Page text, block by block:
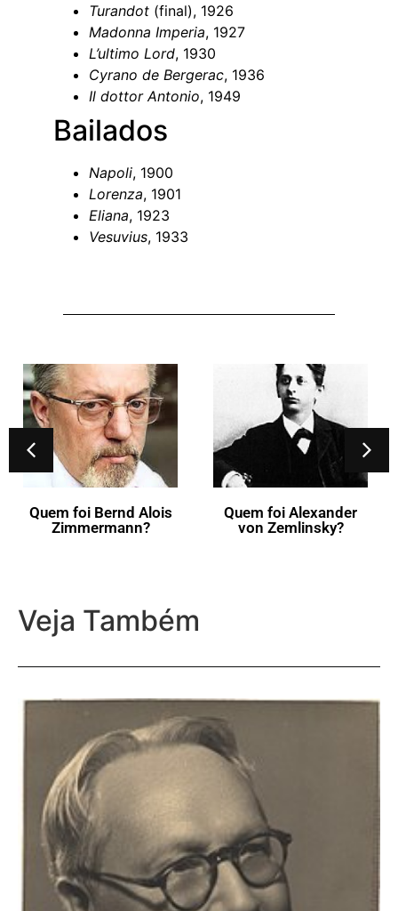
Turandot (final), 1926
Madonna Imperia, 1927
L’ultimo Lord, 1930
Cyrano de Bergerac, 1936
Il dottor Antonio, 1949
Bailados
Napoli, 1900
Lorenza, 1901
Eliana, 1923
Vesuvius, 1933
Quem foi Alexander
von Zemlinsky?
Quem foi Eugène
Ysaÿe?
Veja Também